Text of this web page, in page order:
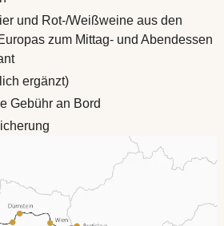
und Rot-/Weißweine aus den
zum Mittag- und Abendessen
ergänzt)
Gebühr an Bord